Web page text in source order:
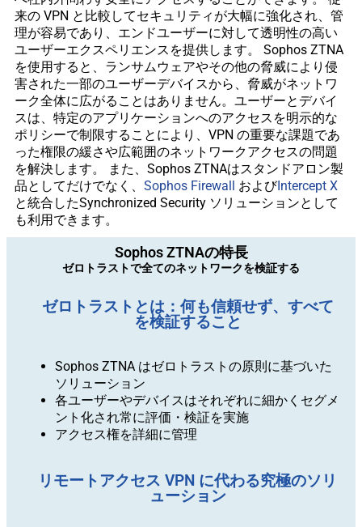
来の VPN と比較してセキュリティが大幅に強化され、管
理が容易であり、エンドユーザーに対して透明性の高い
ユーザーエクスペリエンスを提供します。 Sophos ZTNA
を使用すると、ランサムウェアやその他の脅威により侵
害された一部のユーザーデバイスから、脅威がネットワ
ーク全体に広がることはありません。ユーザーとデバイ
スは、特定のアプリケーションへのアクセスを明示的な
ポリシーで制限することにより、VPN の重要な課題であ
った権限の緩さや広範囲のネットワークアクセスの問題
を解決します。 また、Sophos ZTNAはスタンドアロン製
品としてだけでなく、 Sophos Firewall およびIntercept X
と統合したSynchronized Security ソリューションとして
も利用できます。
Sophos ZTNAの特長
ゼロトラストで全てのネットワークを検証する
ゼロトラストとは：何も信頼せず、すべて
を検証すること
Sophos ZTNA はゼロトラストの原則に基づいた
ソリューション
各ユーザーやデバイスはそれぞれに細かくセグメ
ント化され常に評価・検証を実施
アクセス権を詳細に管理
リモートアクセス VPN に代わる究極のソリ
ューション